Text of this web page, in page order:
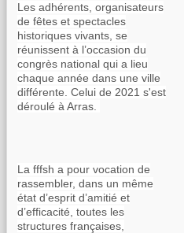
Les adhérents, organisateurs
de fêtes et spectacles
historiques vivants, se
réunissent à l’occasion du
congrès national qui a lieu
chaque année dans une ville
différente. Celui de 2021 s'est
déroulé à Arras.
La fffsh a pour vocation de
rassembler, dans un même
état d’esprit d’amitié et
d’efficacité, toutes les
structures françaises,